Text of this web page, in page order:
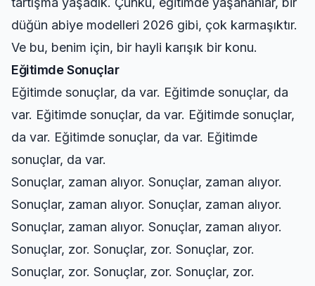
düğün abiye modelleri 2026 gibi, çok karmaşıktır.
Ve bu, benim için, bir hayli karışık bir konu.
Eğitimde Sonuçlar
Eğitimde sonuçlar, da var. Eğitimde sonuçlar, da
var. Eğitimde sonuçlar, da var. Eğitimde sonuçlar,
da var. Eğitimde sonuçlar, da var. Eğitimde
sonuçlar, da var.
Sonuçlar, zaman alıyor. Sonuçlar, zaman alıyor.
Sonuçlar, zaman alıyor. Sonuçlar, zaman alıyor.
Sonuçlar, zaman alıyor. Sonuçlar, zaman alıyor.
Sonuçlar, zor. Sonuçlar, zor. Sonuçlar, zor.
Sonuçlar, zor. Sonuçlar, zor. Sonuçlar, zor.